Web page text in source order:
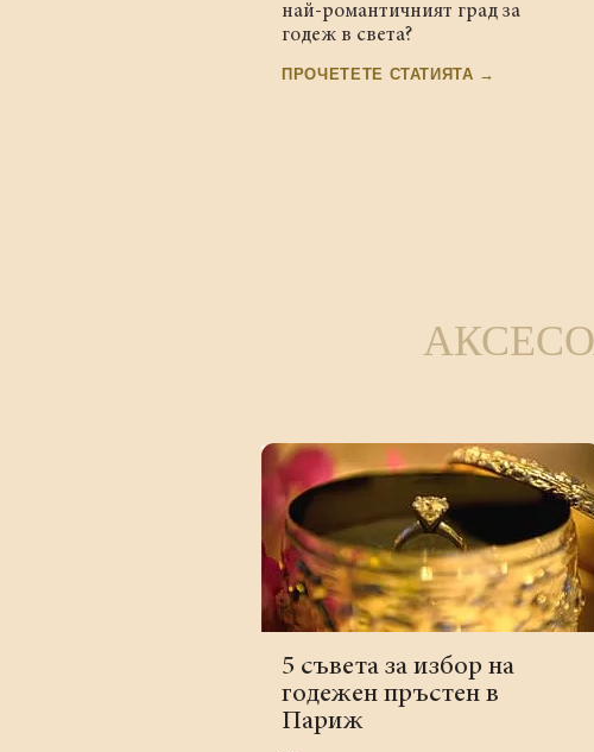
най-романтичният град за
годеж в света?
ПРОЧЕТЕТЕ СТАТИЯТА →
5 съвета за избор на
годежен пръстен в
Париж